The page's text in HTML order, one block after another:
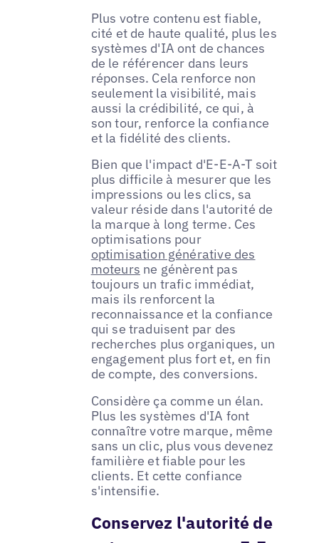
Plus votre contenu est fiable,
cité et de haute qualité, plus les
systèmes d'IA ont de chances
de le référencer dans leurs
réponses. Cela renforce non
seulement la visibilité, mais
aussi la crédibilité, ce qui, à
son tour, renforce la confiance
et la fidélité des clients.
Bien que l'impact d'E-E-A-T soit
plus difficile à mesurer que les
impressions ou les clics, sa
valeur réside dans l'autorité de
la marque à long terme. Ces
optimisations pour
optimisation générative des
moteurs ne génèrent pas
toujours un trafic immédiat,
mais ils renforcent la
reconnaissance et la confiance
qui se traduisent par des
recherches plus organiques, un
engagement plus fort et, en fin
de compte, des conversions.
Considère ça comme un élan.
Plus les systèmes d'IA font
connaître votre marque, même
sans un clic, plus vous devenez
familière et fiable pour les
clients. Et cette confiance
s'intensifie.
Conservez l'autorité de